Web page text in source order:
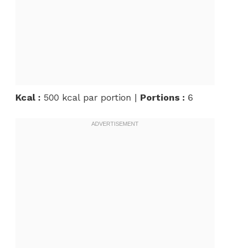
Kcal : 500 kcal par portion | Portions : 6